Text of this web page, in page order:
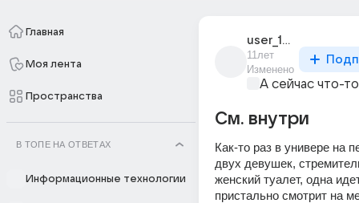
Главная
Моя лента
Пространства
В ТОПЕ НА ОТВЕТАХ
Информационные технологии
user_187836364
11лет
Изменено
А сейчас что-
См. внутри
Как-то раз в универе на
двух девушек,
женский туалет, одна
пристально смотрит на